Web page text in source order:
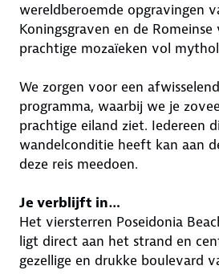
wereldberoemde opgravingen
Koningsgraven en de Romeinse
prachtige mozaïeken vol
We zorgen voor een
programma, waarbij we je
prachtige eiland ziet. Iedereen
wandelconditie heeft kan aan
deze reis meedoen.
Je verblijft in…
Het viersterren Poseidonia
ligt direct aan het strand en
gezellige en drukke boulevard